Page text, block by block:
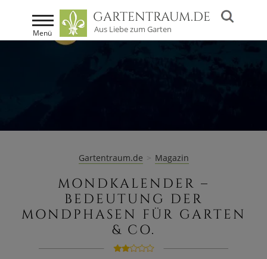
GARTENHÄUSER
MARKEN
GUTSCHEIN
SALE %
GARTENTRAUM.DE
Aus Liebe zum Garten
Gartentraum.de Magazin
MONDKALENDER –
BEDEUTUNG DER
MONDPHASEN FÜR GARTEN
& CO.